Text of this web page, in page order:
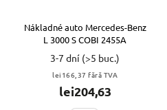
Nákladné auto Mercedes-Benz
L 3000 S COBI 2455A
3-7 dní (>5 buc.)
lei166,37 fără TVA
lei204,63